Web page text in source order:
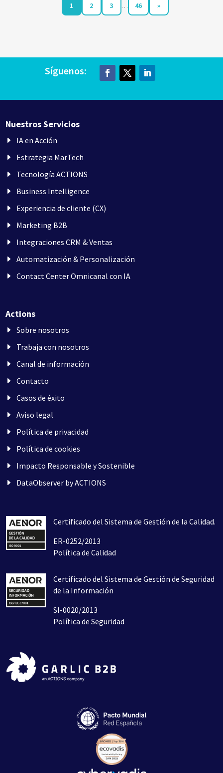
1 2 3 … 46 »
Síguenos:
Nuestros Servicios
IA en Acción
Estrategia MarTech
Tecnología ACTIONS
Business Intelligence
Experiencia de cliente (CX)
Marketing B2B
Integraciones CRM & Ventas
Automatización & Personalización
Contact Center Omnicanal con IA
Actions
Sobre nosotros
Trabaja con nosotros
Canal de información
Contacto
Casos de éxito
Aviso legal
Política de privacidad
Política de cookies
Impacto Responsable y Sostenible
DataObserver by ACTIONS
Certificado del Sistema de Gestión de la Calidad.
ER-0252/2013
Política de Calidad
Certificado del Sistema de Gestión de Seguridad
de la Información
SI-0020/2013
Política de Seguridad